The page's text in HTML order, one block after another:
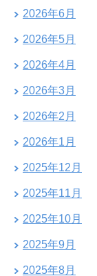
2026年6月
2026年5月
2026年4月
2026年3月
2026年2月
2026年1月
2025年12月
2025年11月
2025年10月
2025年9月
2025年8月